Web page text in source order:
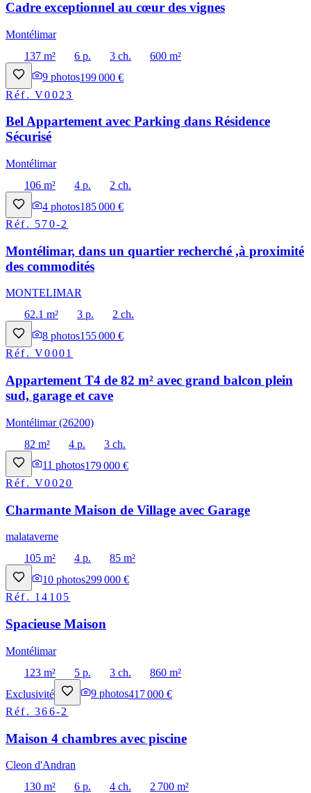
Cadre exceptionnel au cœur des vignes
Montélimar
137 m²
6 p. 3 ch.
600 m²
9 photos199 000 €
Réf.V0023
Bel Appartement avec Parking dans Résidence
Sécurisé
Montélimar
106 m²
4 p.
2 ch.
4 photos185 000 €
Réf. 570-2
Montélimar, dans un quartier recherché ,à proximité
des commodités
MONTELIMAR
62.1 m²
3 p.
2 ch.
8 photos155 000 €
Réf.V0001
Appartement T4 de 82 m² avec grand balcon plein
sud, garage et cave
Montélimar (26200)
82 m²
4 p.
3 ch.
11 photos179 000 €
Réf.V0020
Charmante Maison de Village avec Garage
malataverne
105 m²
4 p.
85 m²
10 photos299 000 €
Réf. 14105
Spacieuse Maison
Montélimar
123 m²
5 p. 3 ch.
860 m²
Exclusivité
9 photos417 000 €
Réf.366-2
Maison 4 chambres avec piscine
Cleon d'Andran
130 m²
6 p. 4 ch.
2 700 m²